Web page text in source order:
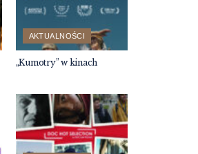
AKTUALNOŚCI
„Kumotry” w kinach